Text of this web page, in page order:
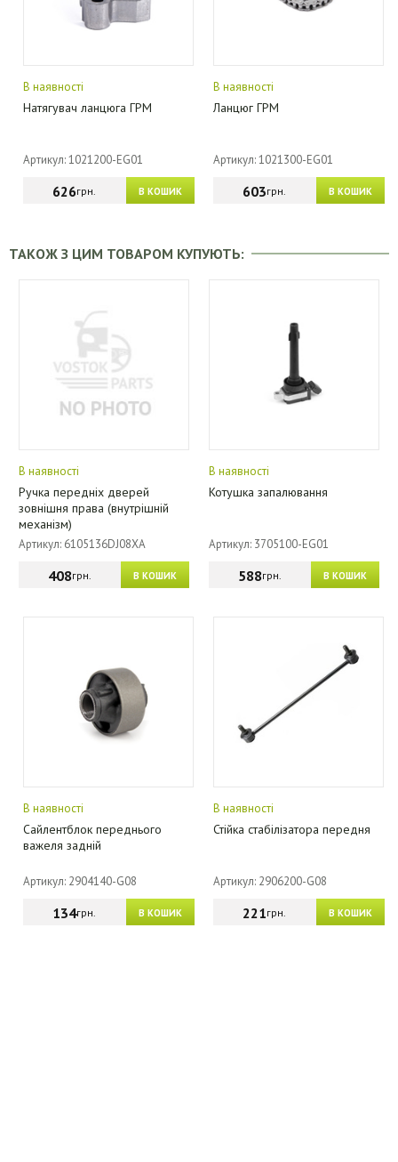
В наявності
Натягувач ланцюга ГРМ
Артикул: 1021200-EG01
В КОШИК
626грн.
В наявності
Ланцюг ГРМ
Артикул: 1021300-EG01
В КОШИК
603грн.
ТАКОЖ З ЦИМ ТОВАРОМ КУПУЮТЬ:
В наявності
Ручка передніх дверей
зовнішня права (внутрішній
механізм)
Артикул: 6105136DJ08XA
В КОШИК
408грн.
В наявності
Котушка запалювання
Артикул: 3705100-EG01
В КОШИК
588грн.
В наявності
Сайлентблок переднього
важеля задній
Артикул: 2904140-G08
В КОШИК
134грн.
В наявності
Стійка стабілізатора передня
Артикул: 2906200-G08
В КОШИК
221грн.